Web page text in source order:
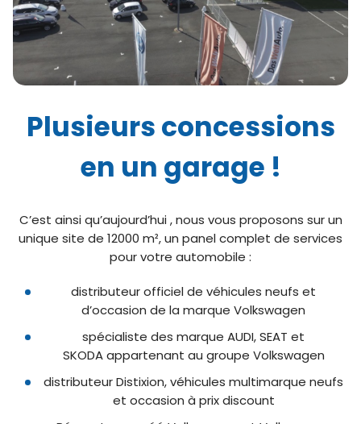
Plusieurs concessions
en un garage !
C’est ainsi qu’aujourd’hui , nous vous proposons sur un
unique site de 12000 m², un panel complet de services
pour votre automobile :
distributeur officiel de véhicules neufs et
d’occasion de la marque Volkswagen
spécialiste des marque AUDI, SEAT et
SKODA appartenant au groupe Volkswagen
distributeur Distixion, véhicules multimarque neufs
et occasion à prix discount